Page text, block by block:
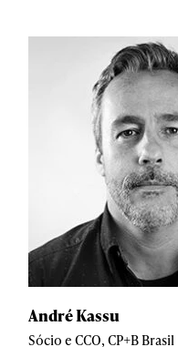
André Kassu
Sócio e CCO, CP+B Brasil